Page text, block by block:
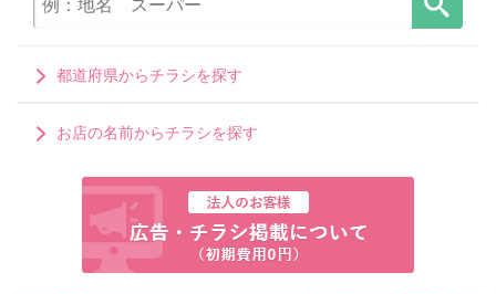
都道府県からチラシを探す
お店の名前からチラシを探す